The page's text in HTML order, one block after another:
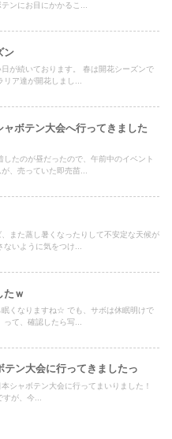
ンにお目にかかるこ...
ン
が続いております。 春は開花シーズンで
ア達が開花しまし...
ボテン大会へ行ってきました
たのが昼だったので、午前中のイベント
、売っていた即売苗...
また蒸し暑くなったりして不安定な天候が
いように気をつけ...
たｗ
くなりますね☆ でも、サボは休眠明けで
て、確認したら写...
テン大会に行ってきましたっ
シャボテン大会に行ってまいりました！
が、今...